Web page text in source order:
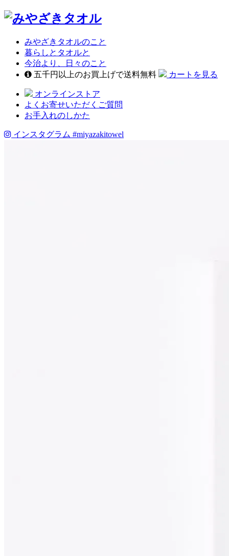
みやざきタオルのこと
暮らしとタオルと
今治より、日々のこと
五千円以上のお買上げで送料無料
カートを見る
オンラインストア
よくお寄せいただくご質問
お手入れのしかた
インスタグラム #miyazakitowel